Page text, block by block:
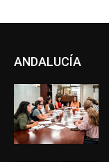
ANDALUCÍA